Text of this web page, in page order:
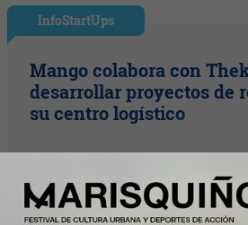
InfoStartUps
Mango colabora con
desarrollar proyectos de
su centro logístico